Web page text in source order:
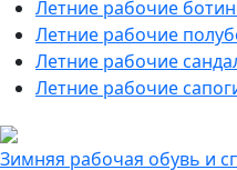
Летние рабочие
Летние рабочие
Летние рабочие
Летние рабочие
Зимняя рабочая обувь и